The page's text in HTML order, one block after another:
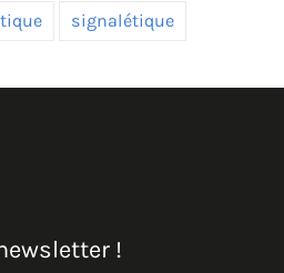
signalétique
!